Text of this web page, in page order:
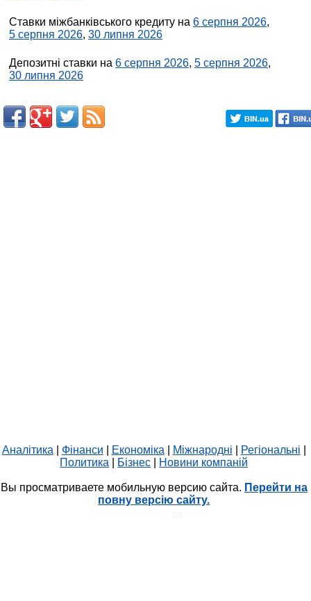
Ставки міжбанківського кредиту на 6 серпня 2026,
5 серпня 2026, 30 липня 2026
Депозитні ставки на 6 серпня 2026, 5 серпня 2026,
30 липня 2026
Аналітика Фінанси Економіка Міжнародні Регіональні
Политика
Бізнес Новини компаній
Вы просматриваете мобильную версию сайта. Перейти на
повну версію сайту.